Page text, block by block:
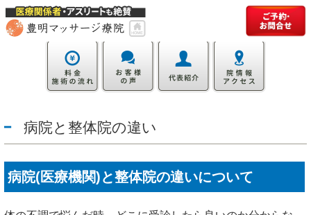
病院と整体院の違い
病院(医療機関)と整体院の違いについて